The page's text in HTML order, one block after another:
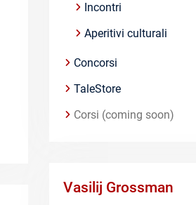
Incontri
Aperitivi culturali
Concorsi
TaleStore
Corsi (coming soon)
Vasilij Grossman